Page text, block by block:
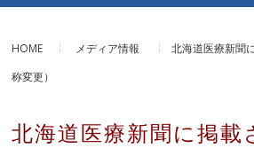
HOME メディア情報
北海道医療新聞
称変更）
北海道医療新聞に掲載